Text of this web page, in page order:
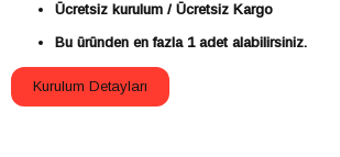
Ücretsiz kurulum / Ücretsiz Kargo
Bu üründen en fazla 1 adet alabilirsiniz.
Kurulum Detayları